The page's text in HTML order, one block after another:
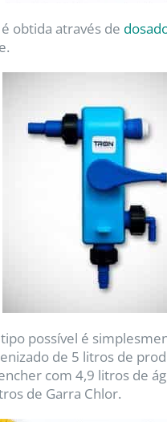
obtida através de
possível é
de 5 litros de
com 4,9 litros de
de Garra Chlor.